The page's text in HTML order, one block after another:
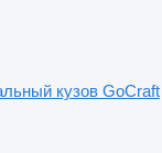
кузов GoCraft